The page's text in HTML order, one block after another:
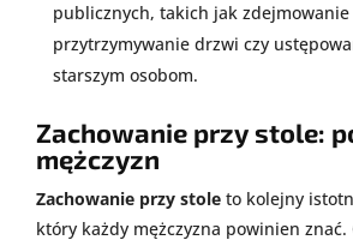
publicznych, takich jak zdejmowanie
przytrzymywanie drzwi czy
starszym osobom.
Zachowanie przy stole:
mężczyzn
Zachowanie przy stole to kolejny
który każdy mężczyzna powinien znać.